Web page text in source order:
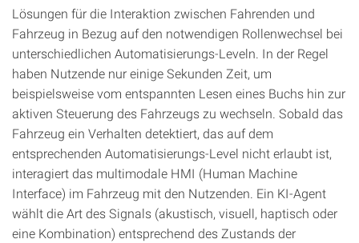
Lösungen für die Interaktion zwischen Fahrenden und
Fahrzeug in Bezug auf den notwendigen Rollenwechsel bei
unterschiedlichen Automatisierungs-Leveln. In der Regel
haben Nutzende nur einige Sekunden Zeit, um
beispielsweise vom entspannten Lesen eines Buchs hin zur
aktiven Steuerung des Fahrzeugs zu wechseln. Sobald das
Fahrzeug ein Verhalten detektiert, das auf dem
entsprechenden Automatisierungs-Level nicht erlaubt ist,
interagiert das multimodale HMI (Human Machine
Interface) im Fahrzeug mit den Nutzenden. Ein KI-Agent
wählt die Art des Signals (akustisch, visuell, haptisch oder
eine Kombination) entsprechend des Zustands der